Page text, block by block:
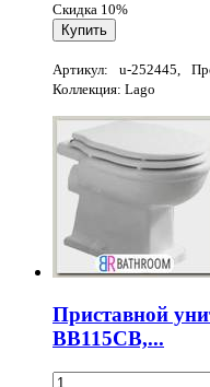
Скидка 10%
Артикул: u-252445,
Коллекция: Lago
Приставной
BB115CB,...